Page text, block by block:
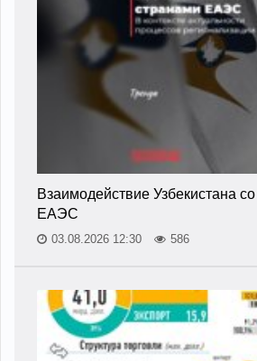
Взаимодействие Узбекистана
ЕАЭС
03.08.2026 12:30 586